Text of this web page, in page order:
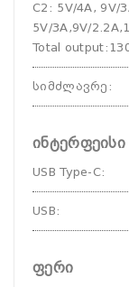
C2: 5V/4A, 9V/
5V/3A,9V/
Total
სიმძლავრე :
ინტერფეისი
USB Type-C:
USB:
ფერი